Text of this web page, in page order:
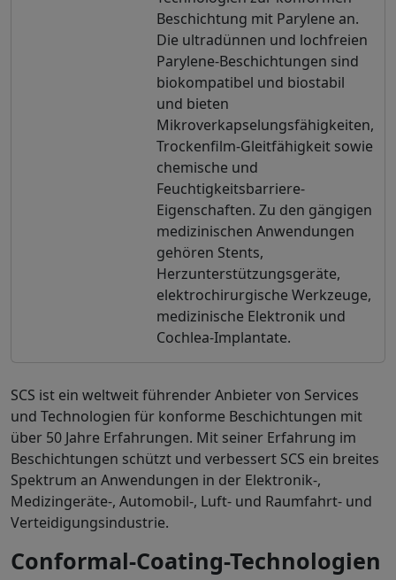
Beschichtung mit Parylene an.
Die ultradünnen und lochfreien
Parylene-Beschichtungen sind
biokompatibel und biostabil
und bieten
Mikroverkapselungsfähigkeiten,
Trockenfilm-Gleitfähigkeit sowie
chemische und
Feuchtigkeitsbarriere-
Eigenschaften. Zu den gängigen
medizinischen Anwendungen
gehören Stents,
Herzunterstützungsgeräte,
elektrochirurgische Werkzeuge,
medizinische Elektronik und
Cochlea-Implantate.
SCS ist ein weltweit führender Anbieter von Services
und Technologien für konforme Beschichtungen mit
über 50 Jahre Erfahrungen. Mit seiner Erfahrung im
Beschichtungen schützt und verbessert SCS ein breites
Spektrum an Anwendungen in der Elektronik-,
Medizingeräte-, Automobil-, Luft- und Raumfahrt- und
Verteidigungsindustrie.
Conformal-Coating-Technologien